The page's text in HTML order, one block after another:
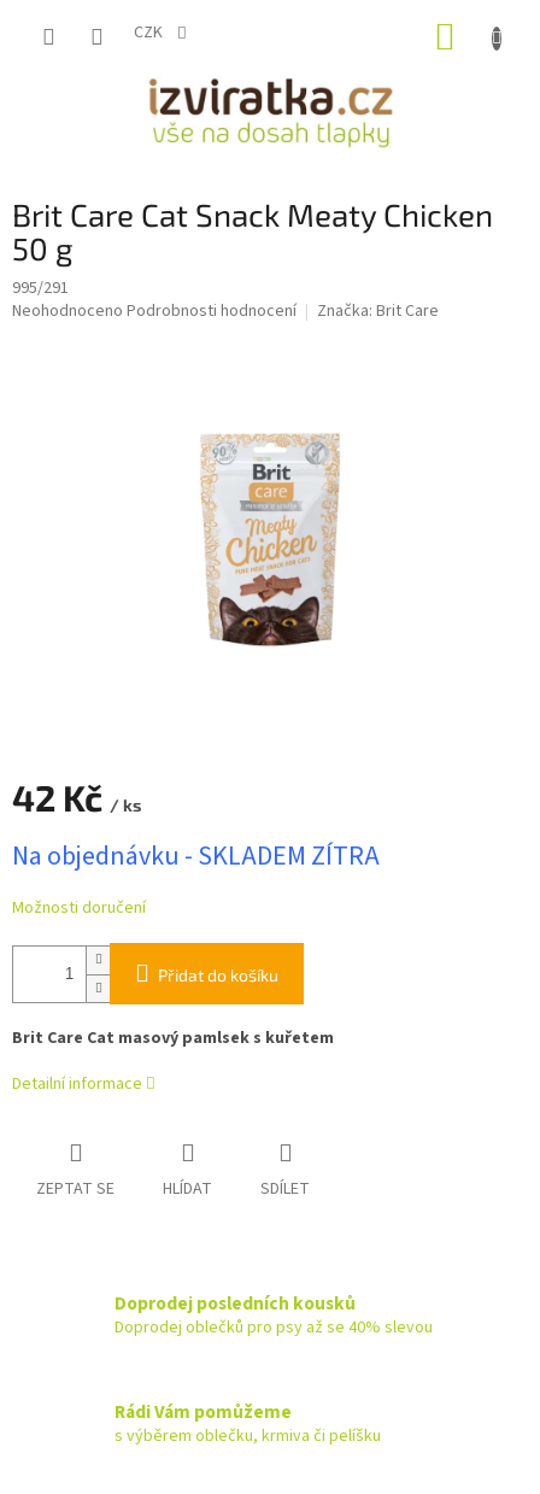
CZK
Brit Care Cat Snack Meaty Chicken
50 g
995/291
Průměrné
Neohodnoceno Podrobnosti hodnocení Značka: Brit Care
42 Kč / ks
cena:
Na objednávku - SKLADEM ZÍTRA
Možnosti doručení
Přidat do košíku
Brit Care Cat masový pamlsek s kuřetem
Detailní informace
ZEPTAT SE HLÍDAT SDÍLET
Doprodej posledních kousků
Doprodej oblečků pro psy až se 40% slevou
Rádi Vám pomůžeme
s výběrem oblečku, krmiva či pelíšku